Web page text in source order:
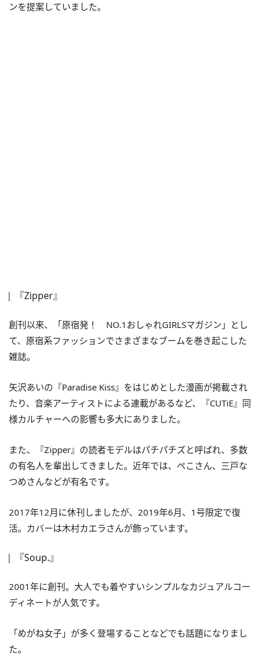
ンを提案していました。
『Zipper』
創刊以来、「原宿発！ NO.1おしゃれGIRLSマガジン」とし
て、原宿系ファッションでさまざまなブームを巻き起こした
雑誌。
矢沢あいの『Paradise Kiss』をはじめとした漫画が掲載され
たり、音楽アーティストによる連載があるなど、『CUTiE』同
様カルチャーへの影響も多大にありました。
また、『Zipper』の読者モデルはパチパチズと呼ばれ、多数
の有名人を輩出してきました。近年では、ぺこさん、三戸な
つめさんなどが有名です。
2017年12月に休刊しましたが、2019年6月、1号限定で復
活。カバーは木村カエラさんが飾っています。
『Soup.』
2001年に創刊。大人でも着やすいシンプルなカジュアルコー
ディネートが人気です。
「めがね女子」が多く登場することなどでも話題になりまし
た。